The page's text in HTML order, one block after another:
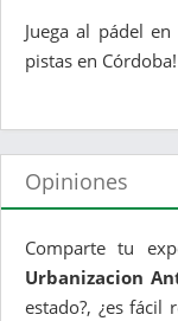
Juega al pádel
pistas en Córdoba!
Opiniones
Comparte tu
Urbanizacion
estado?, ¿es fácil